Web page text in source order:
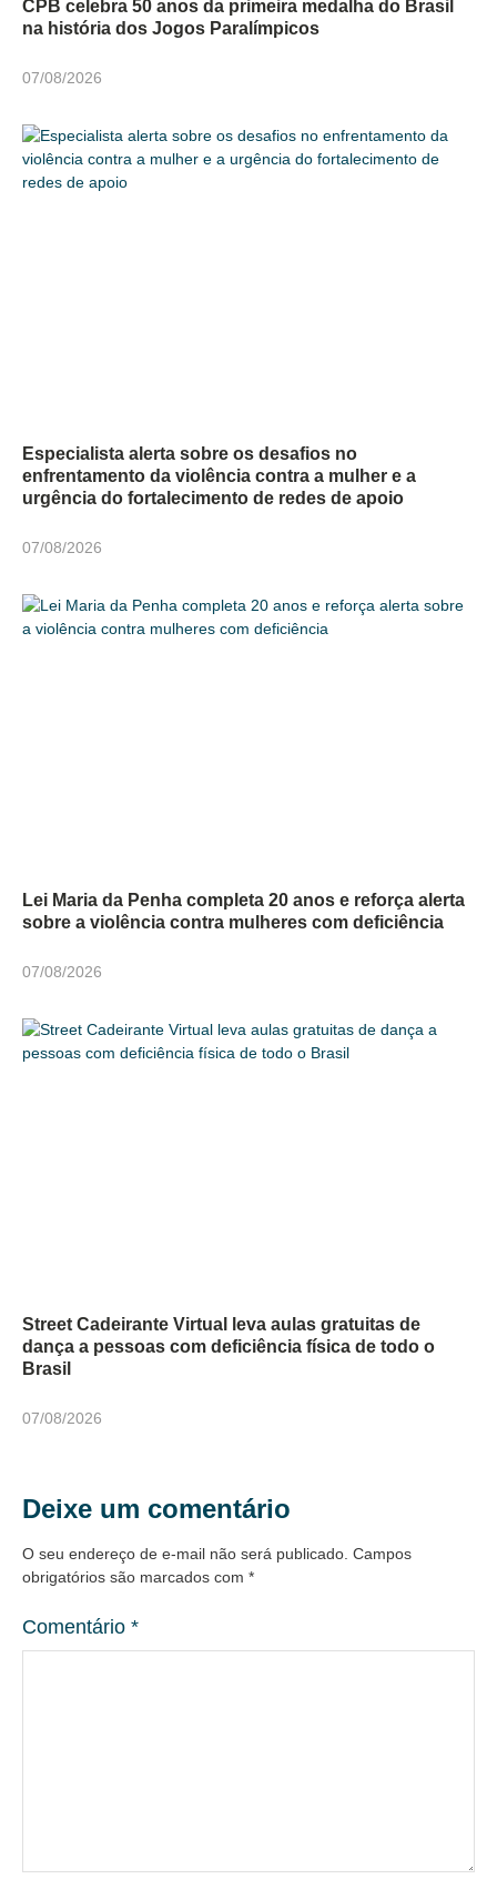
CPB celebra 50 anos da primeira medalha do Brasil
na história dos Jogos Paralímpicos
07/08/2026
Especialista alerta sobre os desafios no
enfrentamento da violência contra a mulher e a
urgência do fortalecimento de redes de apoio
07/08/2026
Lei Maria da Penha completa 20 anos e reforça alerta
sobre a violência contra mulheres com deficiência
07/08/2026
Street Cadeirante Virtual leva aulas gratuitas de
dança a pessoas com deficiência física de todo o
Brasil
07/08/2026
Deixe um comentário
O seu endereço de e-mail não será publicado. Campos
obrigatórios são marcados com *
Comentário *